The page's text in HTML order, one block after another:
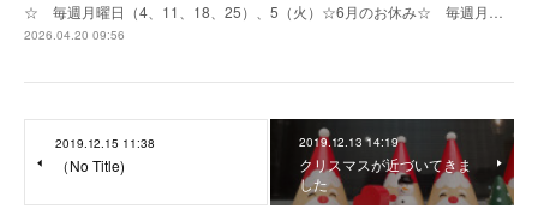
☆ 毎週月曜日（4、11、18、25）、5（火）☆6月のお休み☆ 毎週月…
2026.04.20 09:56
2019.12.15 11:38
（No Title)
2019.12.13 14:19
クリスマスが近づいてきま
した